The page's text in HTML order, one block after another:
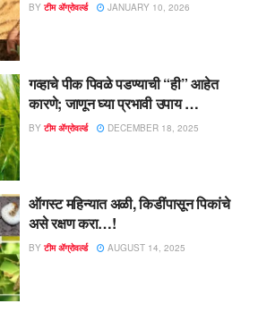
BY टीम ॲग्रोवर्ल्ड JANUARY 10, 2026
गव्हाचे पीक पिवळे पडण्याची “ही” आहेत
कारणे; जाणून घ्या प्रभावी उपाय …
BY टीम ॲग्रोवर्ल्ड DECEMBER 18, 2025
ऑगस्ट महिन्यात अळी, किडींपासून पिकांचे
असे रक्षण करा…!
BY टीम ॲग्रोवर्ल्ड AUGUST 14, 2025